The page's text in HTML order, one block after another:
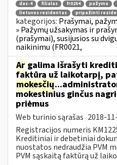
das-4 filialas fr0254 pažyma
lietuvos rezidentas
pripažinti
kategorijos: Prašymai,
» Pažymų užsakymas ir
(prašymai), susijusios su
naikinimu (FR0021,
Ar galima išrašyti
faktūrą už laikotarpį,
mokesčių
mokestinius ginčus
priėmus
Web turinio sąrašas 2018-
Registracijos numeris
Kreditiniai ir debetiniai
nuostatos nedraudžia PVM
PVM sąskaitą faktūrą už